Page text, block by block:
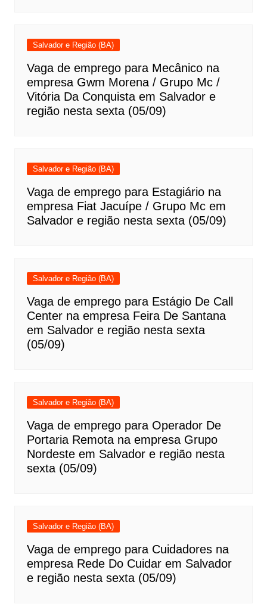
Salvador e Região (BA)
Vaga de emprego para Mecânico na
empresa Gwm Morena / Grupo Mc /
Vitória Da Conquista em Salvador e
região nesta sexta (05/09)
Salvador e Região (BA)
Vaga de emprego para Estagiário na
empresa Fiat Jacuípe / Grupo Mc em
Salvador e região nesta sexta (05/09)
Salvador e Região (BA)
Vaga de emprego para Estágio De Call
Center na empresa Feira De Santana
em Salvador e região nesta sexta
(05/09)
Salvador e Região (BA)
Vaga de emprego para Operador De
Portaria Remota na empresa Grupo
Nordeste em Salvador e região nesta
sexta (05/09)
Salvador e Região (BA)
Vaga de emprego para Cuidadores na
empresa Rede Do Cuidar em Salvador
e região nesta sexta (05/09)